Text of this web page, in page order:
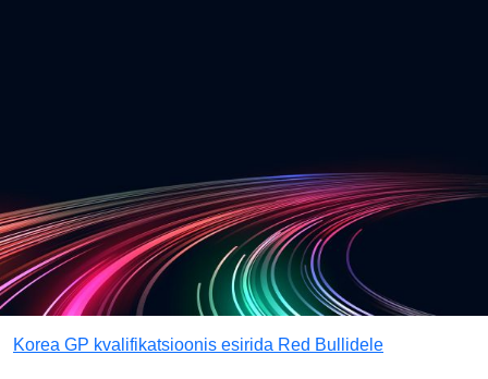
Korea GP kvalifikatsioonis esirida Red Bullidele